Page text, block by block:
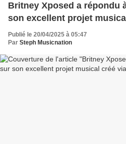
Britney Xposed a répondu
son excellent projet
Publié le 20/04/2025 à 05:47
Par Steph Musicnation